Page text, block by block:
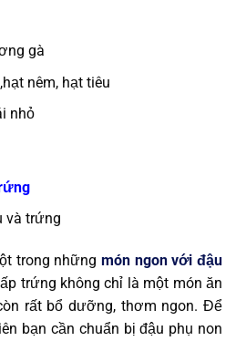
gà
nêm, hạt tiêu
nhỏ
trong nhữngmón ngon với đậu
trứng không chỉ là một món ăn
rất bổ dưỡng, thơm ngon. Để
bạn cần chuẩn bị đậu phụ non